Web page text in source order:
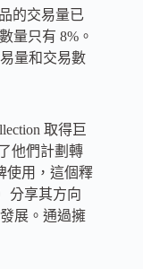
的交易量已
量只有 8%。
量和交易數
取得巨
他們計劃轉
使用，這個釋
分享其方向
展。通過擁